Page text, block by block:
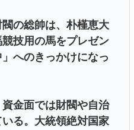
の総帥は、朴槿恵大
技用の馬をプレゼン
へのきっかけになっ
金面では財閥や自治
る。大統領絶対国家